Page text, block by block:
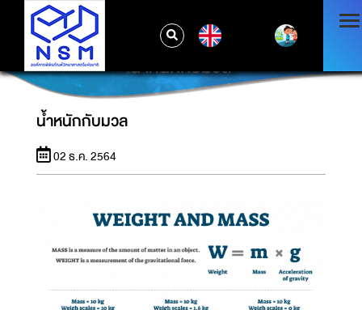
น้ำหนักกับมวล
น้ำหนักกับมวล
02 ธ.ค. 2564